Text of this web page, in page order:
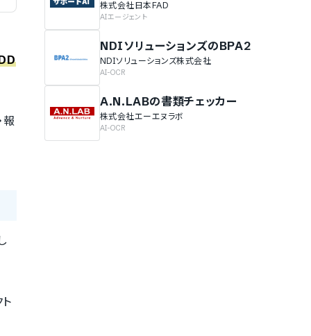
報
株式会社日本FAD
AIエージェント
NDIソリューションズのBPA2
NDIソリューションズ株式会社
AI-OCR
A.N.LABの書類チェッカー
株式会社エーエヌラボ
AI-OCR